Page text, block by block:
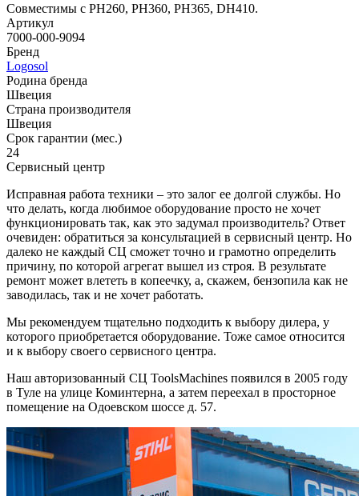
Совместимы с PH260, PH360, PH365, DH410.
Артикул
7000-000-9094
Бренд
Logosol
Родина бренда
Швеция
Страна производителя
Швеция
Срок гарантии (мес.)
24
Сервисный центр
Исправная работа техники – это залог ее долгой службы. Но
что делать, когда любимое оборудование просто не хочет
функционировать так, как это задумал производитель? Ответ
очевиден: обратиться за консультацией в сервисный центр. Но
далеко не каждый СЦ сможет точно и грамотно определить
причину, по которой агрегат вышел из строя. В результате
ремонт может влететь в копеечку, а, скажем, бензопила как не
заводилась, так и не хочет работать.
Мы рекомендуем тщательно подходить к выбору дилера, у
которого приобретается оборудование. Тоже самое относится
и к выбору своего сервисного центра.
Наш авторизованный СЦ ToolsMachines появился в 2005 году
в Туле на улице Коминтерна, а затем переехал в просторное
помещение на Одоевском шоссе д. 57.